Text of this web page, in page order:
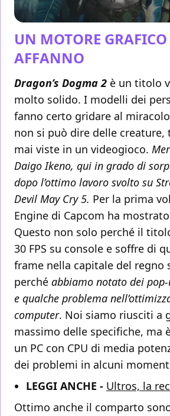
UN MOTORE
AFFANNO
Dragon’s Dogma 2 è un titolo
molto solido. I modelli dei
fanno certo gridare al
non si può dire delle creature,
mai viste in un videogioco.
Daigo Ikeno, qui in grado di
dopo l’ottimo lavoro svolto su
Devil May Cry 5. Per la prima
Engine di Capcom ha
Questo non solo perché il
30 FPS su console e soffre di
frame nella capitale del regno
perché abbiamo notato dei pop-
e qualche problema
computer. Noi siamo riusciti a
massimo delle specifiche, ma
un PC con CPU di media
dei problemi in alcuni
LEGGI ANCHE - Ultros, la
Ottimo anche il comparto